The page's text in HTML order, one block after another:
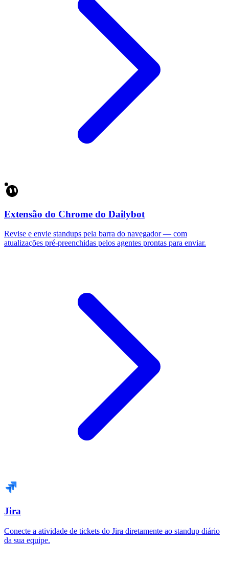
Extensão do Chrome do Dailybot
Revise e envie standups pela barra do navegador — com
atualizações pré-preenchidas pelos agentes prontas para enviar.
Jira
Conecte a atividade de tickets do Jira diretamente ao standup diário
da sua equipe.